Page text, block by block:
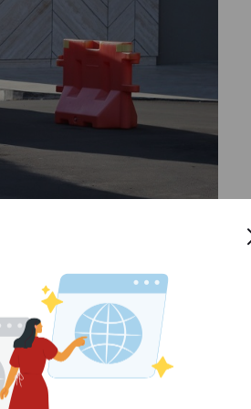
adalah karena penggunaan
Jimmi Suwandy selaku